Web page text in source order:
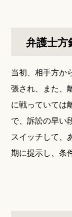
弁護士方
当初、相手方か
張され、また、
に戦っていては
で、訴訟の早い
スイッチして、
期に提示し、条